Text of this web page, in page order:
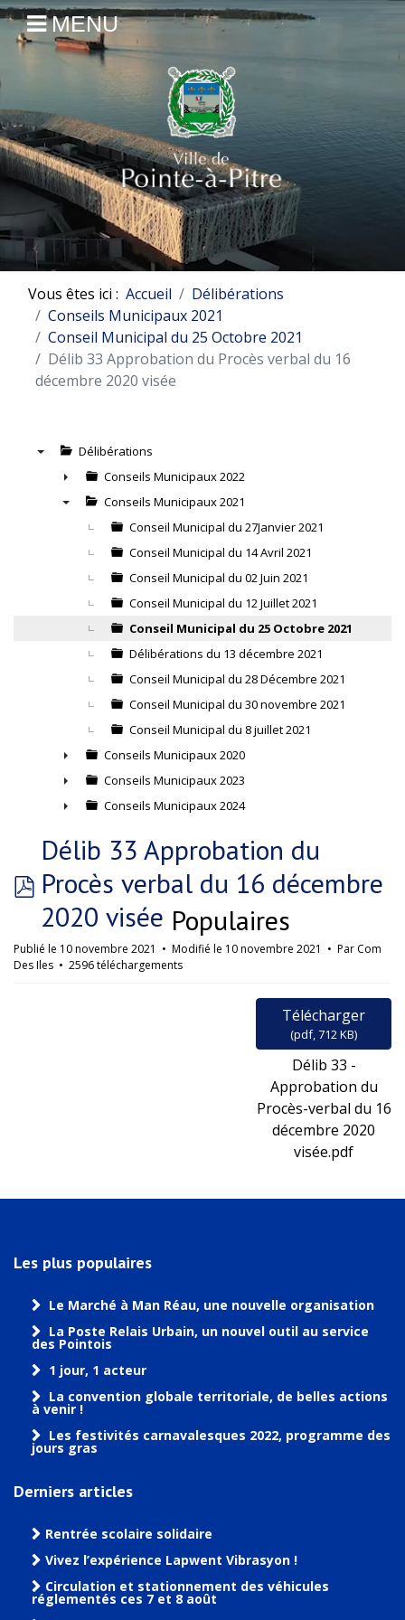
MENU
Vous êtes ici : Accueil
Délibérations
Conseils Municipaux 2021
Conseil Municipal du 25 Octobre 2021
Délib 33 Approbation du Procès verbal du 16
décembre 2020 visée
Délibérations
►
Conseils Municipaux 2022
Conseils Municipaux 2021
Conseil Municipal du 27Janvier 2021
Conseil Municipal du 14 Avril 2021
Conseil Municipal du 02 Juin 2021
Conseil Municipal du 12 Juillet 2021
Conseil Municipal du 25 Octobre 2021
Délibérations du 13 décembre 2021
Conseil Municipal du 28 Décembre 2021
Conseil Municipal du 30 novembre 2021
Conseil Municipal du 8 juillet 2021
►
Conseils Municipaux 2020
►
Conseils Municipaux 2023
Conseils Municipaux 2024
pdf
Délib 33 Approbation du
Procès verbal du 16 décembre
2020 visée Populaires
Publié le 10 novembre 2021 Modifié le 10 novembre 2021 Par Com
Des Iles
2596 téléchargements
Télécharger
(pdf,712 KB)
Délib 33 -
Approbation du
Procès-verbal du 16
décembre 2020
visée.pdf
Les plus populaires
Le Marché à Man Réau, une nouvelle organisation
La Poste Relais Urbain, un nouvel outil au service
des Pointois
1 jour, 1 acteur
La convention globale territoriale, de belles actions
à venir !
Les festivités carnavalesques 2022, programme des
jours gras
Derniers articles
Rentrée scolaire solidaire
Vivez l’expérience Lapwent Vibrasyon !
Circulation et stationnement des véhicules
réglementés ces 7 et 8 août